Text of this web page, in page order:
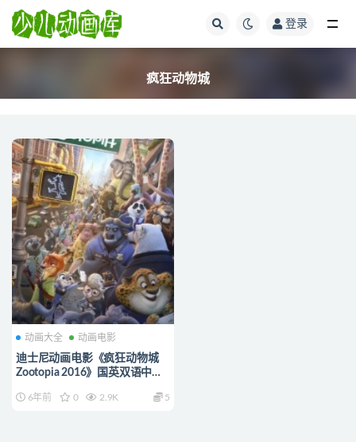
登录
疯狂动物城
动画大全 动画电影
迪士尼动画电影《疯狂动物城
Zootopia 2016》国英双语中英
狂动物城下载
6年前 0 2.9K 5